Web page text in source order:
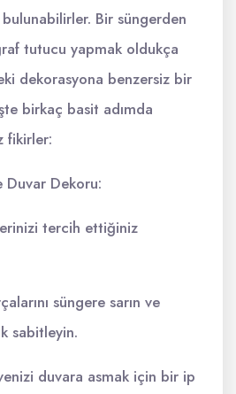
Bir süngerden
tutucu yapmak oldukça
dekorasyona benzersiz bir
birkaç basit adımda
fikirler:
Duvar Dekoru:
tercih ettiğiniz
süngere sarın ve
sabitleyin.
duvara asmak için bir ip